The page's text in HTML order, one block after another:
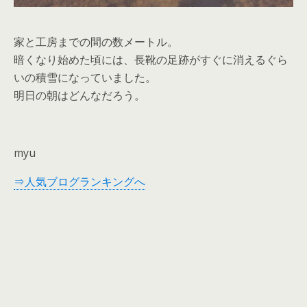
家と工房までの間の数メートル。
暗くなり始めた頃には、長靴の足跡がすぐに消えるぐら
いの積雪になっていました。
明日の朝はどんなだろう。
myu
⇒人気ブログランキングへ